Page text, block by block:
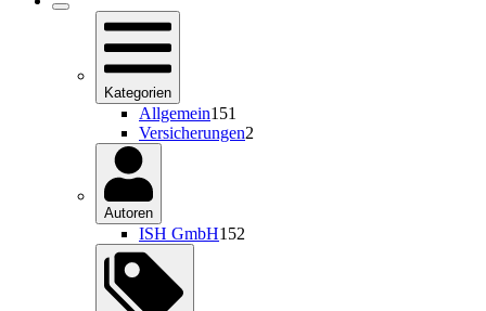
Kategorien
Allgemein151
Versicherungen2
Autoren
ISH GmbH152